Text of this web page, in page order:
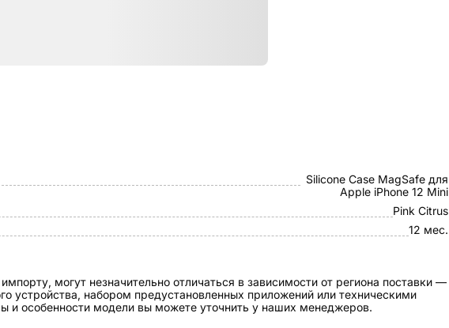
Silicone Case MagSafe для
Apple iPhone 12 Mini
Pink Citrus
12 мес.
могут незначительно отличаться в зависимости от региона поставки —
устройства, набором предустановленных приложений или техническими
и особенности модели вы можете уточнить у наших менеджеров.